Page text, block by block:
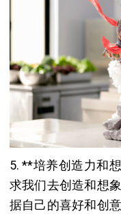
5. **培养创造力和
求我们去创造和想
据自己的喜好和创